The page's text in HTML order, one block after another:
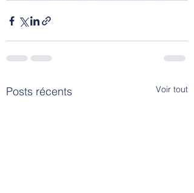
Posts récents Voir tout